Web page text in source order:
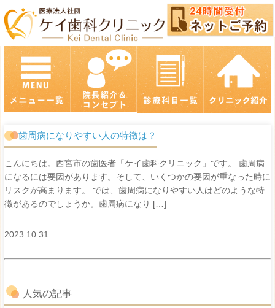
歯周病になりやすい人の特徴は？
こんにちは。西宮市の歯医者「ケイ歯科クリニック」です。 歯周病
になるには要因があります。そして、いくつかの要因が重なった時に
リスクが高まります。 では、歯周病になりやすい人はどのような特
徴があるのでしょうか。歯周病になり […]
2023.10.31
人気の記事